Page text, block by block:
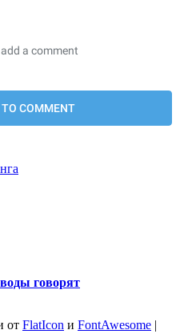
говорят
от FlatIcon и FontAwesome |